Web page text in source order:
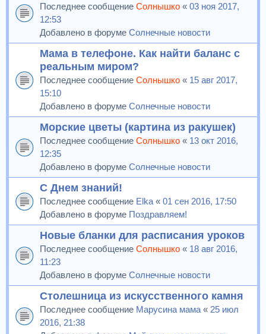
Последнее сообщение Солнышко « 03 ноя 2017,
12:53
Добавлено в форуме Солнечные новости
Мама в телефоне. Как найти баланс с
реальным миром?
Последнее сообщение Солнышко « 15 авг 2017,
15:10
Добавлено в форуме Солнечные новости
Морские цветы (картина из ракушек)
Последнее сообщение Солнышко « 13 окт 2016,
12:35
Добавлено в форуме Солнечные новости
С Днем знаний!
Последнее сообщение Elka « 01 сен 2016, 17:50
Добавлено в форуме Поздравляем!
Новые бланки для расписания уроков
Последнее сообщение Солнышко « 18 авг 2016,
11:23
Добавлено в форуме Солнечные новости
Столешница из искусственного камня
Последнее сообщение Марусина мама « 25 июл
2016, 21:38